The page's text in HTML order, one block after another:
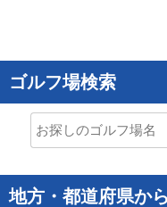
ゴルフ場検索
地方・都道府県か